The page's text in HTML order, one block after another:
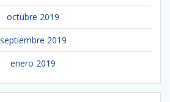
octubre 2019
septiembre 2019
enero 2019